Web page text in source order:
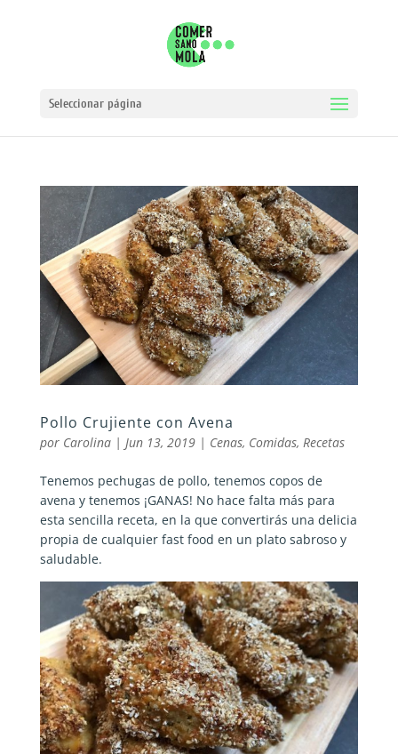
Seleccionar página
Pollo Crujiente con Avena
por Carolina| Jun 13, 2019| Cenas, Comidas, Recetas
Tenemos pechugas de pollo, tenemos copos de
avena y tenemos ¡GANAS! No hace falta más para
esta sencilla receta, en la que convertirás una delicia
propia de cualquier fast food en un plato sabroso y
saludable.